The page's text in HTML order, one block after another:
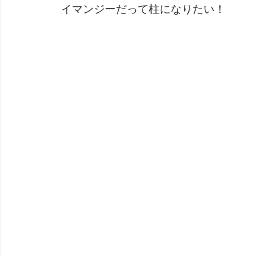
イマンジーだって柱になりたい！